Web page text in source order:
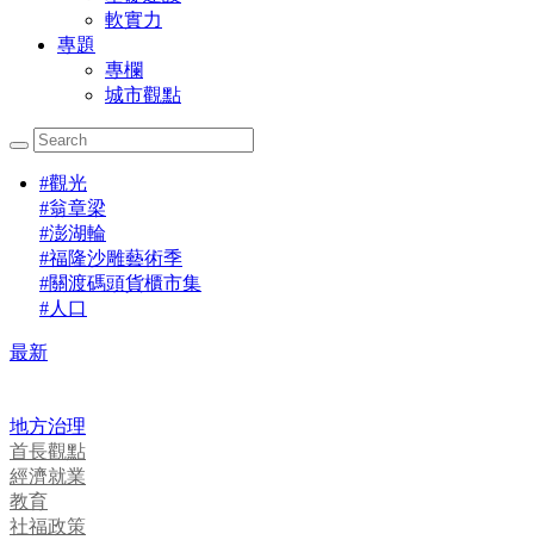
軟實力
專題
專欄
城市觀點
#觀光
#翁章梁
#澎湖輪
#福隆沙雕藝術季
#關渡碼頭貨櫃市集
#人口
最新
地方治理
首長觀點
經濟就業
教育
社福政策